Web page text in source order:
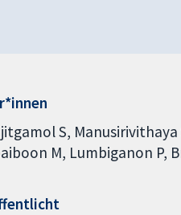
S Manusirivithaya
M Lumbiganon P